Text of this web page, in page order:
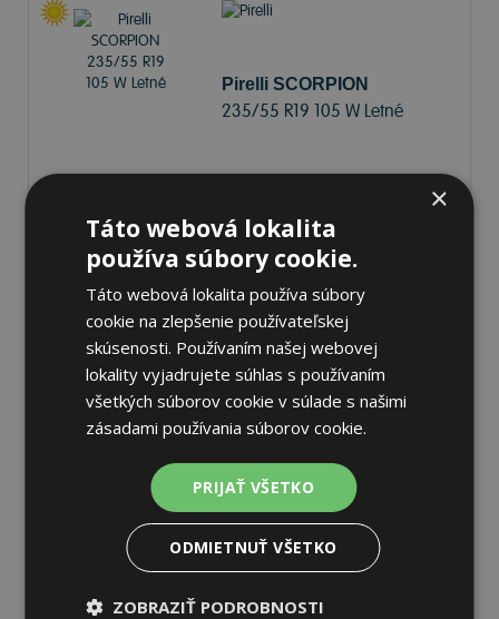
Pirelli SCORPION
235/55 R19 105 W Letné
Nie je skladom
153,50 €
Pirelli SCORPION
235/55 R19 105 W Letné
A 69 dB
×
Táto webová lokalita
používa súbory cookie.
Táto webová lokalita používa súbory
cookie na zlepšenie používateľskej
skúsenosti. Používaním našej webovej
lokality vyjadrujete súhlas s používaním
všetkých súborov cookie v súlade s našimi
zásadami používania súborov cookie.
PRIJAŤ VŠETKO
ODMIETNUŤ VŠETKO
ZOBRAZIŤ PODROBNOSTI